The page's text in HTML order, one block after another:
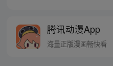
白眼欺负的！
腾讯动漫App
海量正版漫画畅快看